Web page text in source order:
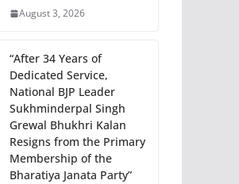
August 3, 2026
“After 34 Years of
Dedicated Service,
National BJP Leader
Sukhminderpal Singh
Grewal Bhukhri Kalan
Resigns from the Primary
Membership of the
Bharatiya Janata Party”